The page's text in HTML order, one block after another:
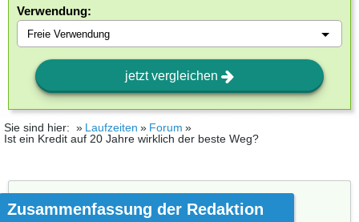
Verwendung:
jetzt vergleichen
Sie sind hier: Laufzeiten
Forum
Ist ein Kredit auf 20 Jahre wirklich der beste Weg?
Zusammenfassung der Redaktion